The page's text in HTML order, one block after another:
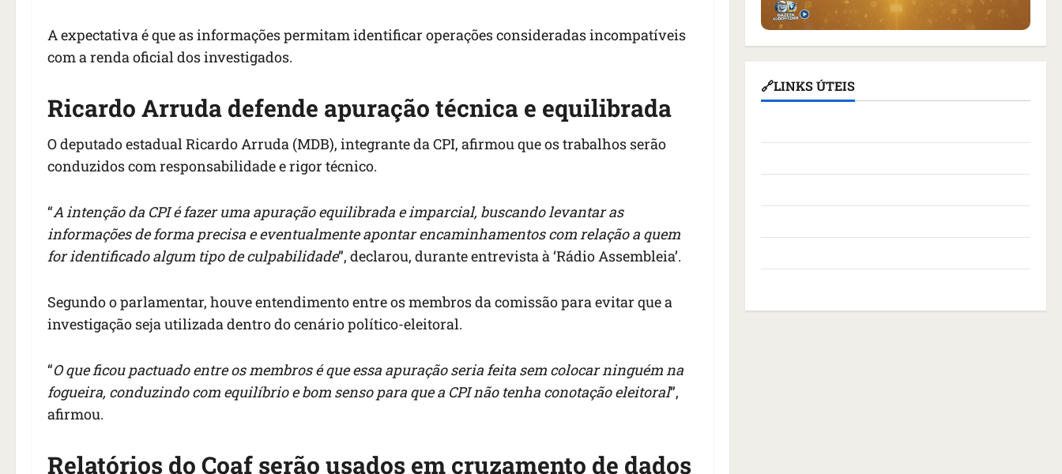
A expectativa é que as informações permitam identificar operações consideradas incompatíveis
com a renda oficial dos investigados.
Ricardo Arruda defende apuração técnica e equilibrada
O deputado estadual Ricardo Arruda (MDB), integrante da CPI, afirmou que os trabalhos serão
conduzidos com responsabilidade e rigor técnico.
“A intenção da CPI é fazer uma apuração equilibrada e imparcial, buscando levantar as
informações de forma precisa e eventualmente apontar encaminhamentos com relação a quem
for identificado algum tipo de culpabilidade”, declarou, durante entrevista à ‘Rádio Assembleia’.
Segundo o parlamentar, houve entendimento entre os membros da comissão para evitar que a
investigação seja utilizada dentro do cenário político-eleitoral.
“O que ficou pactuado entre os membros é que essa apuração seria feita sem colocar ninguém na
fogueira, conduzindo com equilíbrio e bom senso para que a CPI não tenha conotação eleitoral”,
afirmou.
Relatórios do Coaf serão usados em cruzamento de dados
🔗LINKS ÚTEIS